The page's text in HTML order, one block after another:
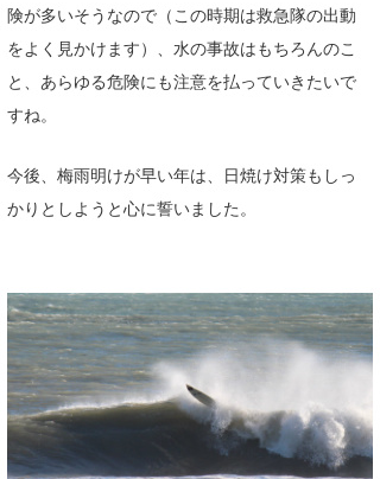
険が多いそうなので（この時期は救急隊の出動
をよく見かけます）、水の事故はもちろんのこ
と、あらゆる危険にも注意を払っていきたいで
すね。
今後、梅雨明けが早い年は、日焼け対策もしっ
かりとしようと心に誓いました。
まっきー
三輪予報士
上田純子
上條将美
SancheZ
ゴン
米山予報士
wanda